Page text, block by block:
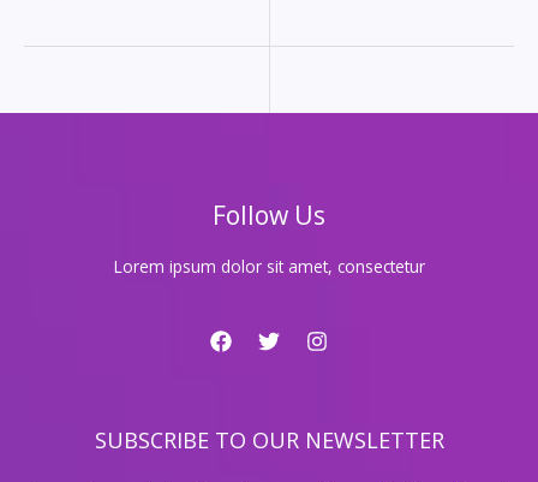
는
Follow Us
Lorem ipsum dolor sit amet, consectetur
SUBSCRIBE TO OUR NEWSLETTER